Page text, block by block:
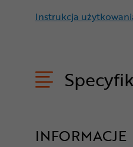
Instrukcja
INFORMACJE